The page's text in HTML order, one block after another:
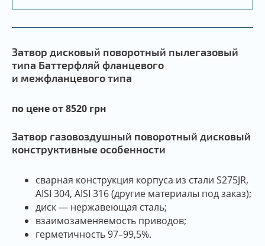
Затвор дисковый поворотный пылегазовый
типа Баттерфляй фланцевого
и межфланцевого типа
по цене от 8520 грн
Затвор газовоздушный поворотный дисковый
конструктивные особенности
сварная конструкция корпуса из стали S275JR,
AISI 304, AISI 316 (другие материалы под заказ);
диск — нержавеющая сталь;
взаимозаменяемость приводов;
герметичность 97–99,5%.